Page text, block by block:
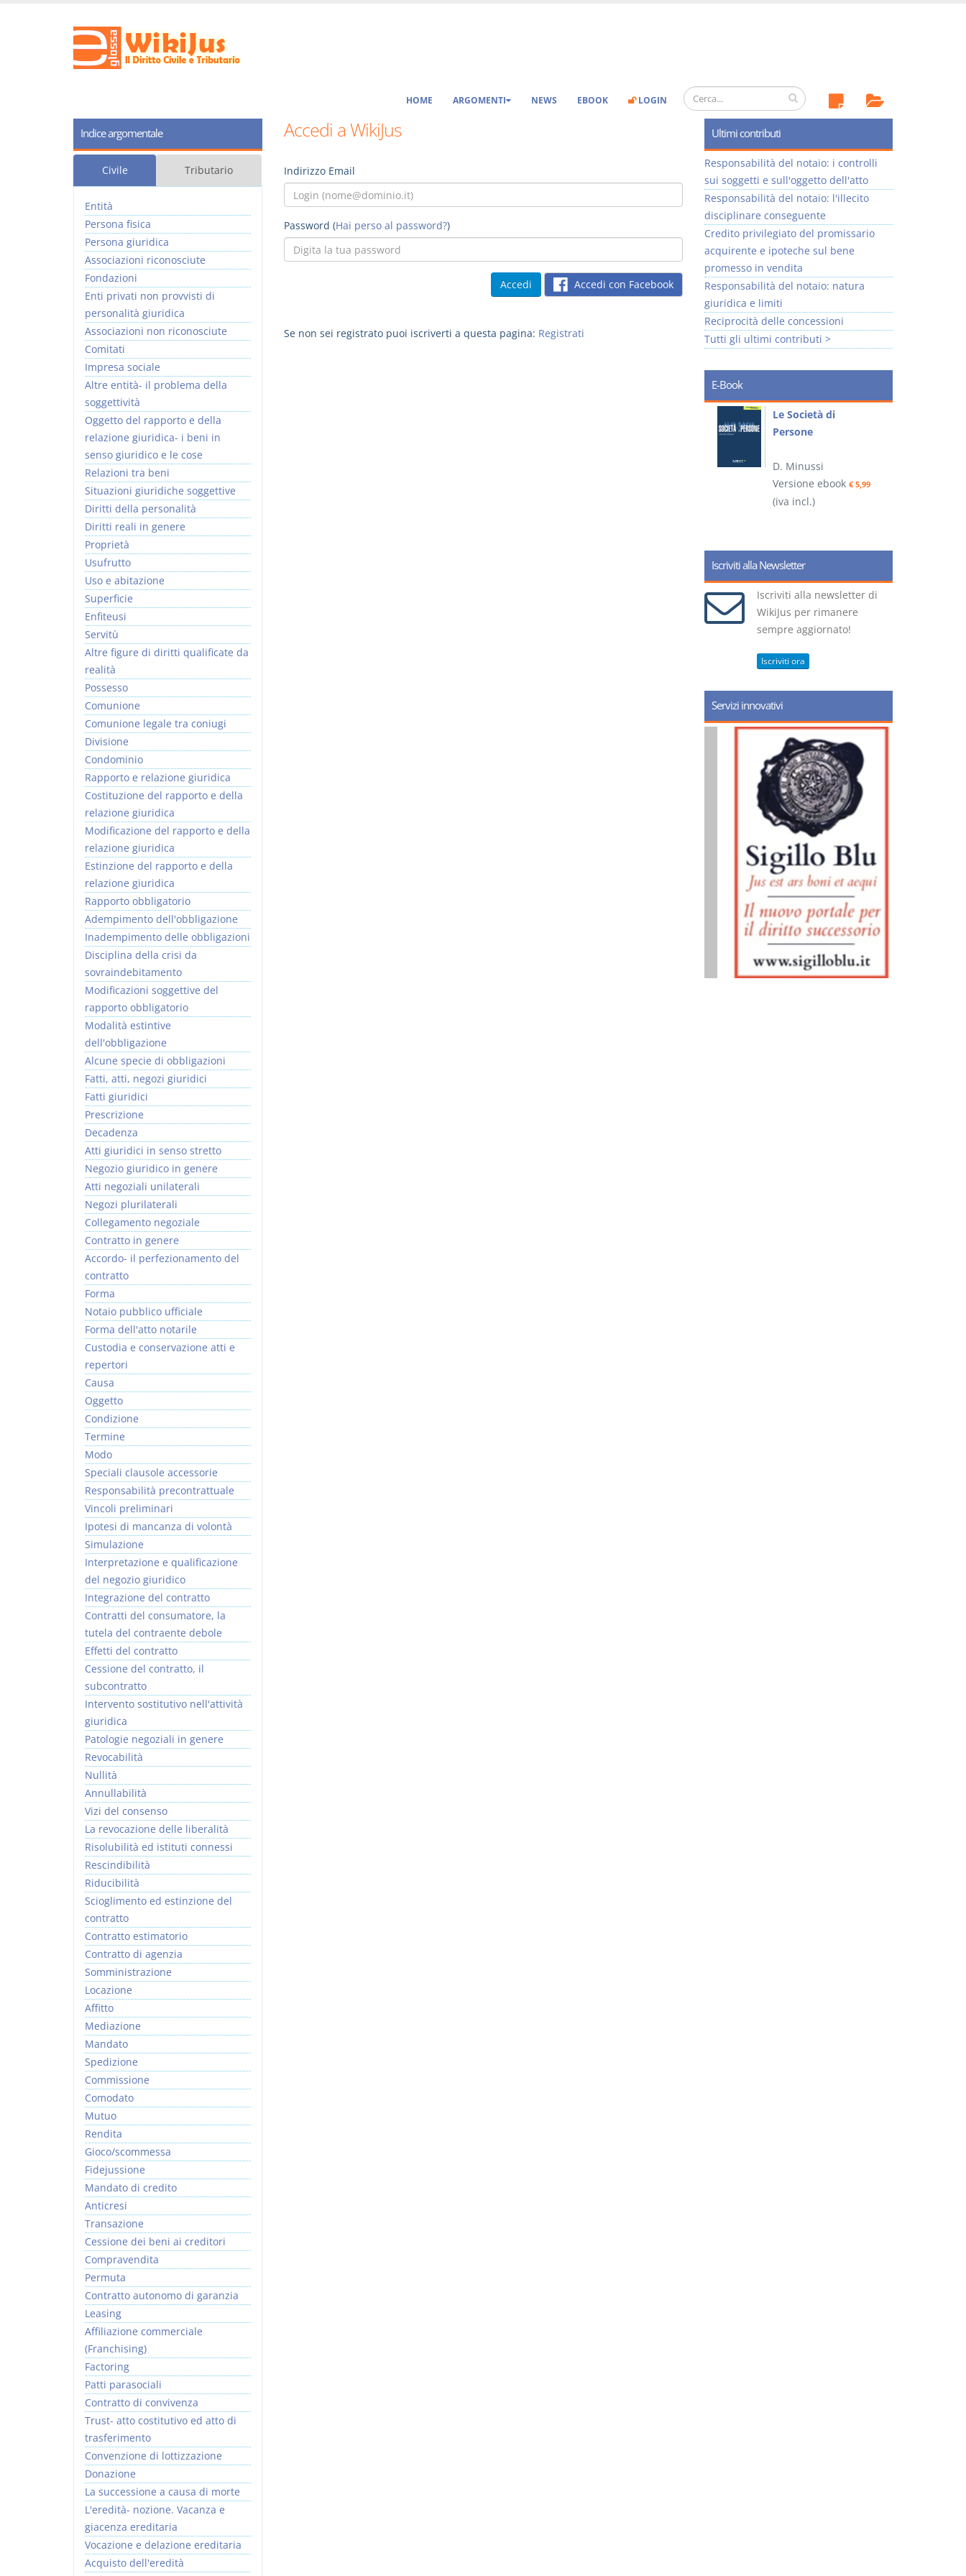
HOME ARGOMENTI NEWS EBOOK LOGIN
Accedi a WikiJus
Indirizzo Email
Password (Hai perso al password?)
Accedi con Facebook
Se non sei registrato puoi iscriverti a questa pagina: Registrati
Indice argomentale
Civile Tributario
Entità
Persona fisica
Persona giuridica
Associazioni riconosciute
Fondazioni
Enti privati non provvisti di
personalità giuridica
Associazioni non riconosciute
Comitati
Impresa sociale
Altre entità- il problema della
soggettività
Oggetto del rapporto e della
relazione giuridica- i beni in
senso giuridico e le cose
Relazioni tra beni
Situazioni giuridiche soggettive
Diritti della personalità
Diritti reali in genere
Proprietà
Usufrutto
Uso e abitazione
Superficie
Enfiteusi
Servitù
Altre figure di diritti qualificate da
realità
Possesso
Comunione
Comunione legale tra coniugi
Divisione
Condominio
Rapporto e relazione giuridica
Costituzione del rapporto e della
relazione giuridica
Modificazione del rapporto e della
relazione giuridica
Estinzione del rapporto e della
relazione giuridica
Rapporto obbligatorio
Adempimento dell'obbligazione
Inadempimento delle obbligazioni
Disciplina della crisi da
sovraindebitamento
Modificazioni soggettive del
rapporto obbligatorio
Modalità estintive
dell'obbligazione
Alcune specie di obbligazioni
Fatti, atti, negozi giuridici
Fatti giuridici
Prescrizione
Decadenza
Atti giuridici in senso stretto
Negozio giuridico in genere
Atti negoziali unilaterali
Negozi plurilaterali
Collegamento negoziale
Contratto in genere
Accordo- il perfezionamento del
contratto
Forma
Notaio pubblico ufficiale
Forma dell'atto notarile
Custodia e conservazione atti e
repertori
Causa
Oggetto
Condizione
Termine
Modo
Speciali clausole accessorie
Responsabilità precontrattuale
Vincoli preliminari
Ipotesi di mancanza di volontà
Simulazione
Interpretazione e qualificazione
del negozio giuridico
Integrazione del contratto
Contratti del consumatore, la
tutela del contraente debole
Effetti del contratto
Cessione del contratto, il
subcontratto
Intervento sostitutivo nell'attività
giuridica
Patologie negoziali in genere
Revocabilità
Nullità
Annullabilità
Vizi del consenso
La revocazione delle liberalità
Risolubilità ed istituti connessi
Rescindibilità
Riducibilità
Scioglimento ed estinzione del
contratto
Contratto estimatorio
Contratto di agenzia
Somministrazione
Locazione
Affitto
Mediazione
Mandato
Spedizione
Commissione
Comodato
Mutuo
Rendita
Gioco/scommessa
Fidejussione
Mandato di credito
Anticresi
Transazione
Cessione dei beni ai creditori
Compravendita
Permuta
Contratto autonomo di garanzia
Leasing
Affiliazione commerciale
(Franchising)
Factoring
Patti parasociali
Contratto di convivenza
Trust- atto costitutivo ed atto di
trasferimento
Convenzione di lottizzazione
Donazione
La successione a causa di morte
L'eredità- nozione. Vacanza e
giacenza ereditaria
Vocazione e delazione ereditaria
Acquisto dell'eredità
Ultimi contributi
Responsabilità del notaio: i controlli
sui soggetti e sull'oggetto dell'atto
Responsabilità del notaio: l'illecito
disciplinare conseguente
Credito privilegiato del promissario
acquirente e ipoteche sul bene
promesso in vendita
Responsabilità del notaio: natura
giuridica e limiti
Reciprocità delle concessioni
Tutti gli ultimi contributi >
E-Book
Prescrizione e
Versione ebook€ 4,19
Rapporto e
relazione giuridica
Versione ebook
(iva incl.)
Le Società di
Persone
D. Minussi
Versione ebook € 5,99
(iva incl.)
Iscriviti alla Newsletter
Iscriviti alla newsletter di
WikiJus per rimanere
sempre aggiornato!
Iscriviti ora
Servizi innovativi